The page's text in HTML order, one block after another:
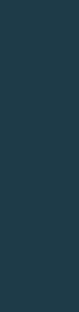
ist eine
Analyse
und die
intensive
Innenwelt,
darum,
die
wird. Im
Gefühle
Ihr Jungfrau-
und
zu einem
zu denken
kommen.
Eindruck
haben
der ständig